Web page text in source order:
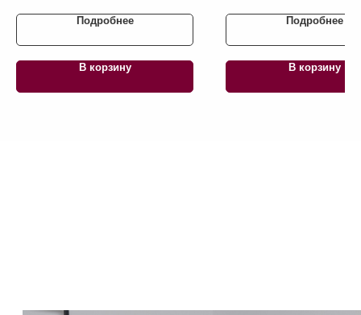
Подробнее
В корзину
Подробнее
В корзину
ИНН 701742506910
ИП АФАНАСЬЕВА ЮЛИЯ ЛЕОНИДОВНА
+7 (923) 415-40-77